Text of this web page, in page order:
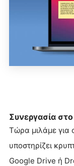
Συνεργασία
Τώρα μιλάμε για
υποστηρίζει
Google Drive ή